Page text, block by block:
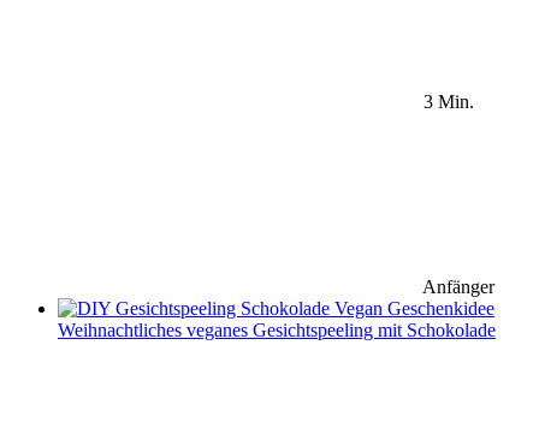
3 Min.
Anfänger
Weihnachtliches veganes Gesichtspeeling mit Schokolade